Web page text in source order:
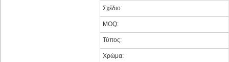
Σχέδιο:
MOQ:
Τύπος:
Χρώμα: